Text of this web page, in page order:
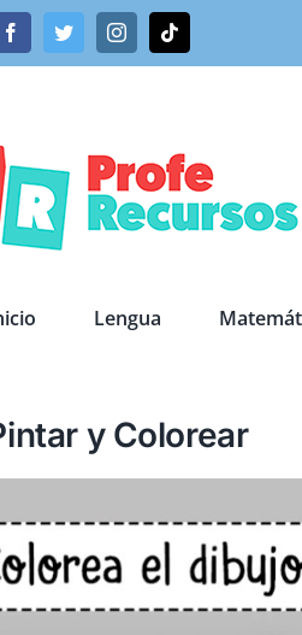
FacebookTwitterInstagramTiktok
Lengua
y Colorear